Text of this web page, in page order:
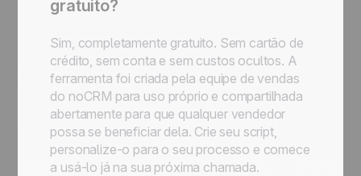
gratuito?
Sim, completamente gratuito. Sem cartão de
crédito, sem conta e sem custos ocultos. A
ferramenta foi criada pela equipe de vendas
do noCRM para uso próprio e compartilhada
abertamente para que qualquer vendedor
possa se beneficiar dela. Crie seu script,
personalize-o para o seu processo e comece
a usá-lo já na sua próxima chamada.